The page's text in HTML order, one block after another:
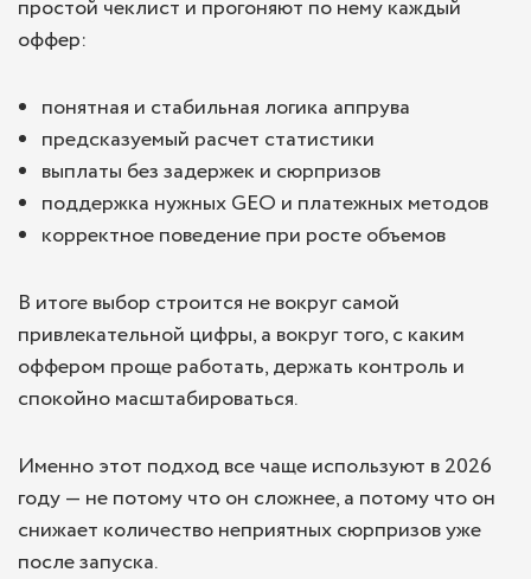
простой чеклист и прогоняют по нему каждый
оффер:
понятная и стабильная логика аппрува
предсказуемый расчет статистики
выплаты без задержек и сюрпризов
поддержка нужных GEO и платежных методов
корректное поведение при росте объемов
В итоге выбор строится не вокруг самой
привлекательной цифры, а вокруг того, с каким
оффером проще работать, держать контроль и
спокойно масштабироваться.
Именно этот подход все чаще используют в 2026
году — не потому что он сложнее, а потому что он
снижает количество неприятных сюрпризов уже
после запуска.